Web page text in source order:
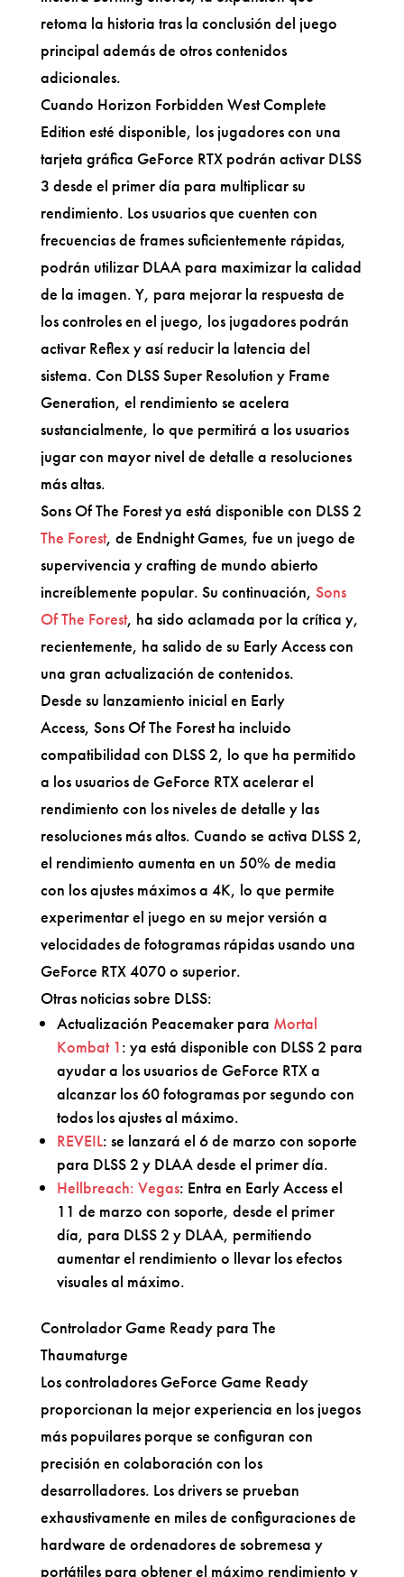
retoma la historia tras la conclusión del juego
principal además de otros contenidos
adicionales.
Cuando Horizon Forbidden West Complete
Edition esté disponible, los jugadores con una
tarjeta gráfica GeForce RTX podrán activar DLSS
3 desde el primer día para multiplicar su
rendimiento. Los usuarios que cuenten con
frecuencias de frames suficientemente rápidas,
podrán utilizar DLAA para maximizar la calidad
de la imagen. Y, para mejorar la respuesta de
los controles en el juego, los jugadores podrán
activar Reflex y así reducir la latencia del
sistema. Con DLSS Super Resolution y Frame
Generation, el rendimiento se acelera
sustancialmente, lo que permitirá a los usuarios
jugar con mayor nivel de detalle a resoluciones
más altas.
Sons Of The Forest ya está disponible con DLSS 2
The Forest, de Endnight Games, fue un juego de
supervivencia y crafting de mundo abierto
increíblemente popular. Su continuación, Sons
Of The Forest, ha sido aclamada por la crítica y,
recientemente, ha salido de su Early Access con
una gran actualización de contenidos.
Desde su lanzamiento inicial en Early
Access, Sons Of The Forest ha incluido
compatibilidad con DLSS 2, lo que ha permitido
a los usuarios de GeForce RTX acelerar el
rendimiento con los niveles de detalle y las
resoluciones más altos. Cuando se activa DLSS 2,
el rendimiento aumenta en un 50% de media
con los ajustes máximos a 4K, lo que permite
experimentar el juego en su mejor versión a
velocidades de fotogramas rápidas usando una
GeForce RTX 4070 o superior.
Otras noticias sobre DLSS:
Actualización Peacemaker para Mortal
Kombat 1: ya está disponible con DLSS 2 para
ayudar a los usuarios de GeForce RTX a
alcanzar los 60 fotogramas por segundo con
todos los ajustes al máximo.
REVEIL: se lanzará el 6 de marzo con soporte
para DLSS 2 y DLAA desde el primer día.
Hellbreach: Vegas: Entra en Early Access el
11 de marzo con soporte, desde el primer
día, para DLSS 2 y DLAA, permitiendo
aumentar el rendimiento o llevar los efectos
visuales al máximo.
Controlador Game Ready para The
Thaumaturge
Los controladores GeForce Game Ready
proporcionan la mejor experiencia en los juegos
más popuilares porque se configuran con
precisión en colaboración con los
desarrolladores. Los drivers se prueban
exhaustivamente en miles de configuraciones de
hardware de ordenadores de sobremesa y
portátiles para obtener el máximo rendimiento y